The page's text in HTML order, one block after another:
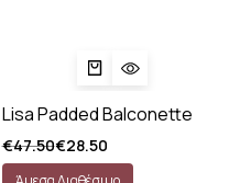
Lisa Padded Balconette
€47.50€28.50